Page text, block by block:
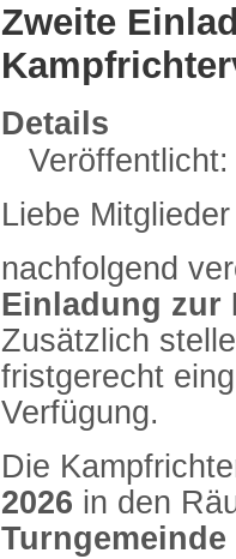
Zweite
Details
Liebe
nachfolgend
Einladung zur
Zusätzlich
fristgerecht
Verfügung.
Die
2026 in den
Turngemeinde